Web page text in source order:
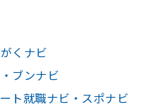
くナビ
ブンナビ
ト就職ナビ・スポナビ